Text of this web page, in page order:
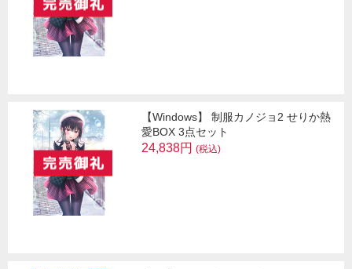
【Windows】 制服カノジョ2 せりか熱
愛BOX 3点セット
24,838円 (税込)